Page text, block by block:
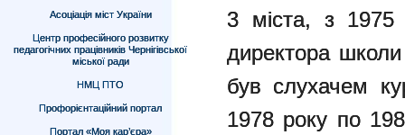
Асоціація міст України
Центр професійного розвитку
педагогічних працівників Чернігівської
міської ради
НМЦ ПТО
Профорієнтаційний портал
Портал «Моя кар’єра»
3 міста, з 1975
директора
був слухачем
1978 року по